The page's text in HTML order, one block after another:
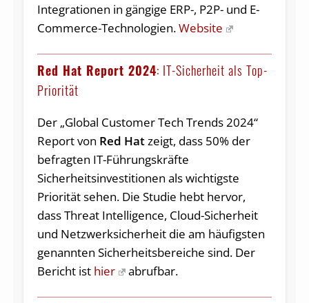
Integrationen in gängige ERP-, P2P- und E-
Commerce-Technologien.Website
Red Hat Report 2024: IT-Sicherheit als Top-
Priorität
Der „Global Customer Tech Trends 2024“
Report von Red Hatzeigt, dass 50% der
befragten IT-Führungskräfte
Sicherheitsinvestitionen als wichtigste
Priorität sehen. Die Studie hebt hervor,
dass Threat Intelligence, Cloud-Sicherheit
und Netzwerksicherheit die am häufigsten
genannten Sicherheitsbereiche sind. Der
Bericht ist hier abrufbar.